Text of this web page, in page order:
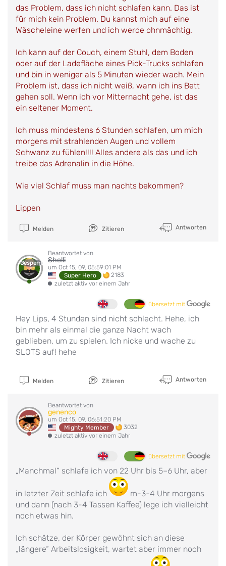
das Problem, dass ich nicht schlafen kann. Das ist
für mich kein Problem. Du kannst mich auf eine
Wäscheleine werfen und ich werde ohnmächtig.
Ich kann auf der Couch, einem Stuhl, dem Boden
oder auf der Ladefläche eines Pick-Trucks schlafen
und bin in weniger als 5 Minuten wieder wach. Mein
Problem ist, dass ich nicht weiß, wann ich ins Bett
gehen soll. Wenn ich vor Mitternacht gehe, ist das
ein seltener Moment.
Ich muss mindestens 6 Stunden schlafen, um mich
morgens mit strahlenden Augen und vollem
Schwanz zu fühlen!!!! Alles andere als das und ich
treibe das Adrenalin in die Höhe.
Wie viel Schlaf muss man nachts bekommen?
Lippen
Melden Zitieren Antworten
Gesperrt
Beantwortet von
Shelli
um Oct 15, 09, 05:59:01 PM
Super Hero
2183
zuletzt aktiv vor einem Jahr
übersetzt mit
Hey Lips, 4 Stunden sind nicht schlecht. Hehe, ich
bin mehr als einmal die ganze Nacht wach
geblieben, um zu spielen. Ich nicke und wache zu
SLOTS auf! hehe
Melden Zitieren Antworten
Beantwortet von
genenco
um Oct 15, 09, 06:51:20 PM
Mighty Member
3032
zuletzt aktiv vor einem Jahr
übersetzt mit
„Manchmal“ schlafe ich von 22 Uhr bis 5–6 Uhr, aber
in letzter Zeit schlafe ich
m-3-4 Uhr morgens
und dann (nach 3-4 Tassen Kaffee) lege ich vielleicht
noch etwas hin.
Ich schätze, der Körper gewöhnt sich an diese
„längere“ Arbeitslosigkeit, wartet aber immer noch